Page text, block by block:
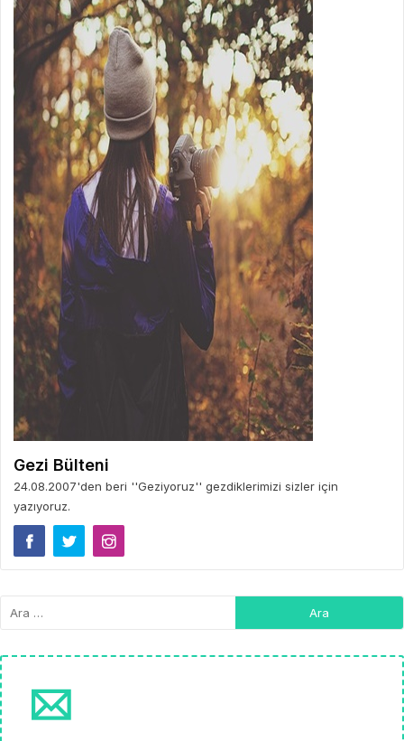
Gezi Bülteni
24.08.2007'den beri ''Geziyoruz'' gezdiklerimizi sizler için
yazıyoruz.